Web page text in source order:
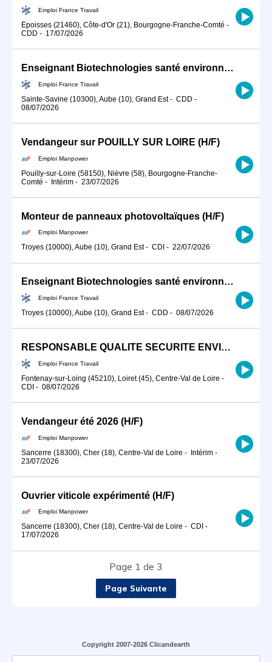
Emploi France Travail
Époisses (21460), Côte-d'Or (21), Bourgogne-Franche-Comté -
CDD - 17/07/2026
Enseignant Biotechnologies santé environnement (H/F) - ST-SAVINE (10) - P7200
Emploi France Travail
Sainte-Savine (10300), Aube (10), Grand Est- CDD -
08/07/2026
Vendangeur sur POUILLY SUR LOIRE (H/F)
Emploi Manpower
Pouilly-sur-Loire (58150), Nièvre (58), Bourgogne-Franche-
Comté - Intérim - 23/07/2026
Monteur de panneaux photovoltaïques (H/F)
Emploi Manpower
Troyes (10000), Aube (10), Grand Est- CDI - 22/07/2026
Enseignant Biotechnologies santé environnement (H/F) - TROYES - P7200
Emploi France Travail
Troyes (10000), Aube (10), Grand Est- CDD - 08/07/2026
RESPONSABLE QUALITE SECURITE ENVIRONNEMENT (H/F)
Emploi France Travail
Fontenay-sur-Loing (45210), Loiret (45), Centre-Val de Loire -
CDI - 08/07/2026
Vendangeur été 2026 (H/F)
Emploi Manpower
Sancerre (18300), Cher (18), Centre-Val de Loire - Intérim -
23/07/2026
Ouvrier viticole expérimenté (H/F)
Emploi Manpower
Sancerre (18300), Cher (18), Centre-Val de Loire - CDI -
17/07/2026
Page 1 de 3
Page Suivante
Copyright 2007-2026 Clicandearth